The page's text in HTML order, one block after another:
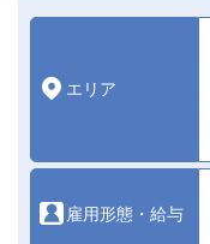
エリア
雇用形態・給与